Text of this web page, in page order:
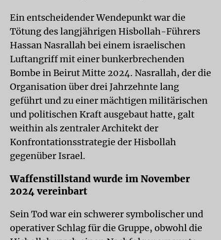
Ein entscheidender Wendepunkt war die
Tötung des langjährigen Hisbollah-Führers
Hassan Nasrallah bei einem israelischen
Luftangriff mit einer bunkerbrechenden
Bombe in Beirut Mitte 2024. Nasrallah, der die
Organisation über drei Jahrzehnte lang
geführt und zu einer mächtigen militärischen
und politischen Kraft ausgebaut hatte, galt
weithin als zentraler Architekt der
Konfrontationsstrategie der Hisbollah
gegenüber Israel.
Waffenstillstand wurde im November
2024 vereinbart
Sein Tod war ein schwerer symbolischer und
operativer Schlag für die Gruppe, obwohl die